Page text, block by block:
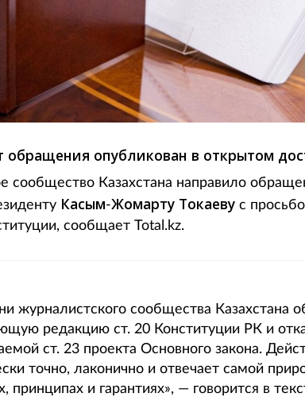
обращения опубликован в открытом
сообщество Казахстана направило
Касым-Жомарту Токаеву с
сообщает Total.kz.
журналистского сообщества Казахстана
редакцию ст. 20 Конституции РК и
ст. 23 проекта Основного закона.
точно, лаконично и отвечает самой
принципах и гарантиях», — говорится в